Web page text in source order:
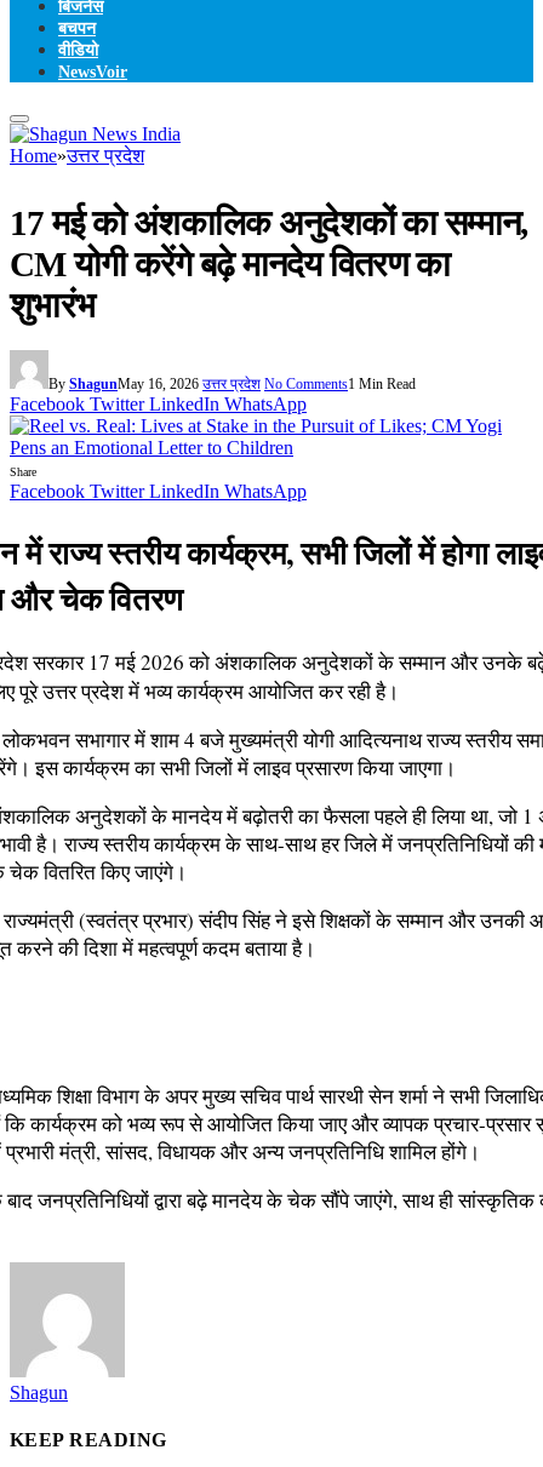
बिजनेस
बचपन
वीडियो
NewsVoir
Home»उत्तर प्रदेश
17 मई को अंशकालिक अनुदेशकों का सम्मान,
CM योगी करेंगे बढ़े मानदेय वितरण का
शुभारंभ
By ShagunMay 16, 2026 उत्तर प्रदेश No Comments1 Min Read
Facebook Twitter LinkedIn WhatsApp
Share
Facebook Twitter LinkedIn WhatsApp
राज्य स्तरीय कार्यक्रम, सभी जिलों में होगा
और चेक वितरण
सरकार 17 मई 2026 को अंशकालिक अनुदेशकों के सम्मान और उनके
पूरे उत्तर प्रदेश में भव्य कार्यक्रम आयोजित कर रही है।
सभागार में शाम 4 बजे मुख्यमंत्री योगी आदित्यनाथ राज्य स्तरीय
इस कार्यक्रम का सभी जिलों में लाइव प्रसारण किया जाएगा।
अनुदेशकों के मानदेय में बढ़ोतरी का फैसला पहले ही लिया था, जो
है। राज्य स्तरीय कार्यक्रम के साथ-साथ हर जिले में जनप्रतिनिधियों की
चेक वितरित किए जाएंगे।
राज्यमंत्री (स्वतंत्र प्रभार) संदीप सिंह ने इसे शिक्षकों के सम्मान और उनकी
करने की दिशा में महत्वपूर्ण कदम बताया है।
शिक्षा विभाग के अपर मुख्य सचिव पार्थ सारथी सेन शर्मा ने सभी
कि कार्यक्रम को भव्य रूप से आयोजित किया जाए और व्यापक प्रचार-प्रसार
मंत्री, सांसद, विधायक और अन्य जनप्रतिनिधि शामिल होंगे।
जनप्रतिनिधियों द्वारा बढ़े मानदेय के चेक सौंपे जाएंगे, साथ ही सांस्कृतिक
Shagun
KEEP READING